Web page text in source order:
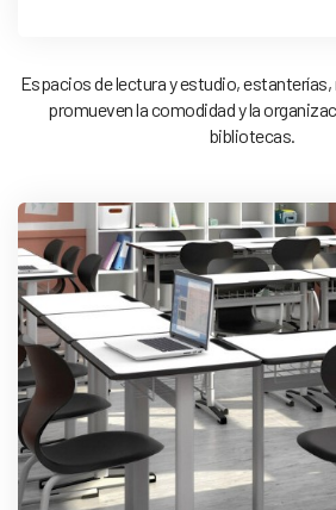
Espacios de lectura y estudio, estanterías,
promueven la comodidad y la
bibliotecas.